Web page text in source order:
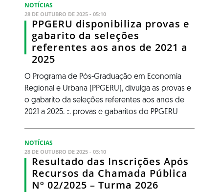
NOTÍCIAS
28 DE OUTUBRO DE 2025 - 05:10
PPGERU disponibiliza provas e
gabarito da seleções
referentes aos anos de 2021 a
2025
O Programa de Pós-Graduação em Economia
Regional e Urbana (PPGERU), divulga as provas e
o gabarito da seleções referentes aos anos de
2021 a 2025. ::. provas e gabaritos do PPGERU
NOTÍCIAS
28 DE OUTUBRO DE 2025 - 03:10
Resultado das Inscrições Após
Recursos da Chamada Pública
Nº 02/2025 – Turma 2026